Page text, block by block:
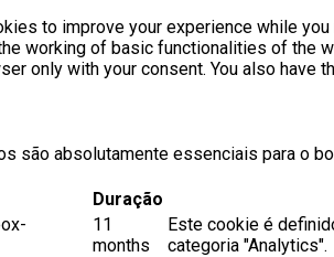
to improve your experience while
working of basic functionalities of the
only with your consent. You also
são absolutamente essenciais para o
Duração
11
months
Este cookie é
categoria "Analytics".